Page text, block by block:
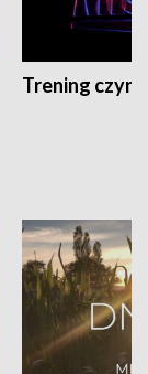
Trening czyni